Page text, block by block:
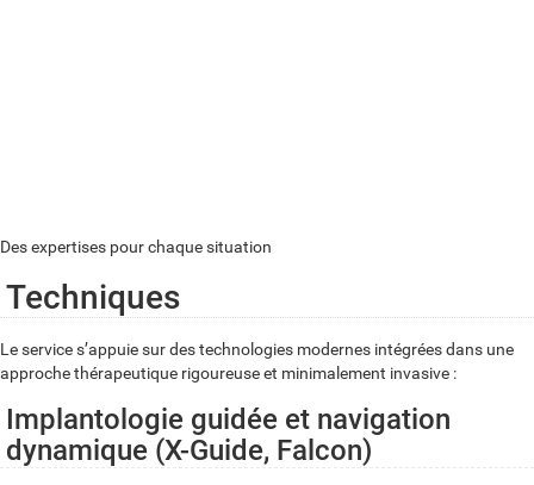
Des expertises pour chaque situation
Techniques
Le service s’appuie sur des technologies modernes intégrées dans une
approche thérapeutique rigoureuse et minimalement invasive :
Implantologie guidée et navigation
dynamique (X-Guide, Falcon)